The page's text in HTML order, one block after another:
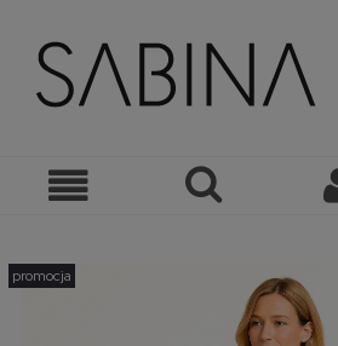
promocja